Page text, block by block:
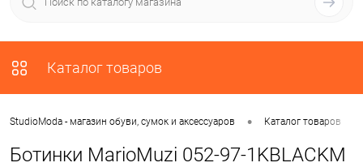
Каталог товаров
StudioModa - магазин обуви, сумок и аксессуаров • Каталог товаров
Ботинки MarioMuzi 052-97-1KBLACKM